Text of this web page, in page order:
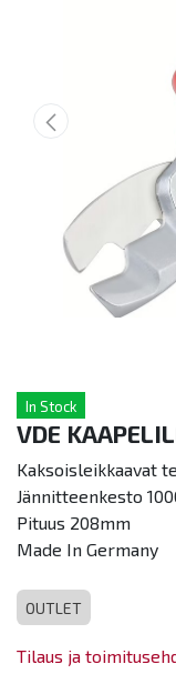
In Stock
VDE
Kaksoisleikkaavat
Jännitteenkesto
Pituus 208mm
Made In Germany
OUTLET
Tilaus ja